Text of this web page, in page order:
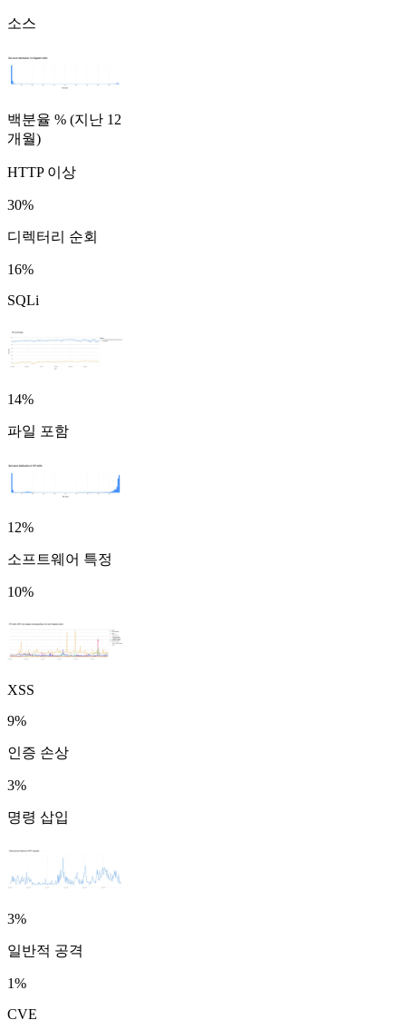
소스
백분율 % (지난 12
개월)
HTTP 이상
30%
디렉터리 순회
16%
SQLi
14%
파일 포함
12%
소프트웨어 특정
10%
XSS
9%
인증 손상
3%
명령 삽입
3%
일반적 공격
1%
CVE